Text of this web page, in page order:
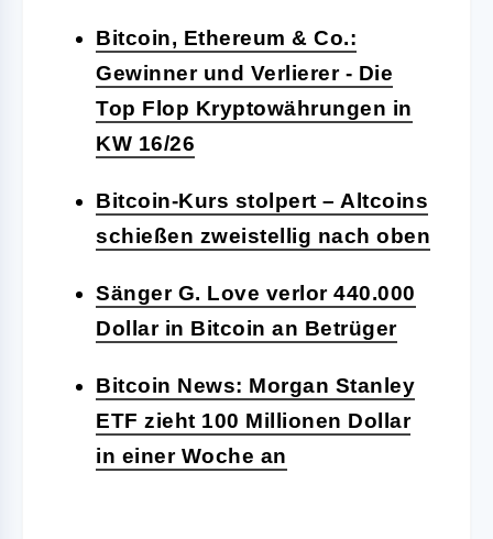
Bitcoin, Ethereum & Co.:
Gewinner und Verlierer - Die
Top Flop Kryptowährungen in
KW 16/26
Bitcoin-Kurs stolpert – Altcoins
schießen zweistellig nach oben
Sänger G. Love verlor 440.000
Dollar in Bitcoin an Betrüger
Bitcoin News: Morgan Stanley
ETF zieht 100 Millionen Dollar
in einer Woche an